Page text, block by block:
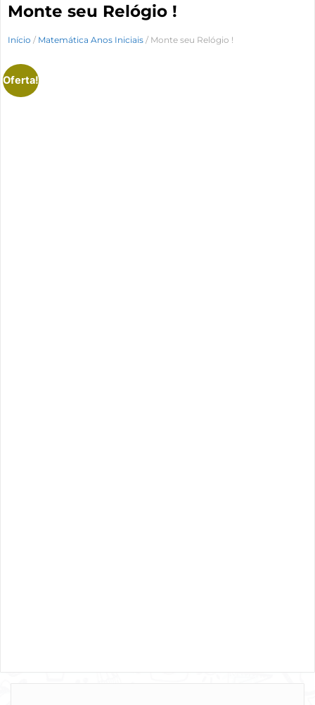
Monte seu Relógio !
Início / Matemática Anos Iniciais / Monte seu Relógio !
Oferta!